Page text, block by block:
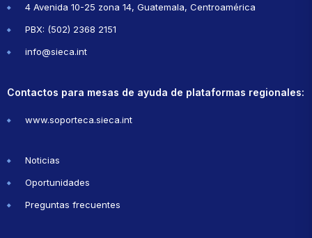
4 Avenida 10-25 zona 14, Guatemala, Centroamérica
PBX: (502) 2368 2151
info@sieca.int
Contactos para mesas de ayuda de plataformas regionales:
www.soporteca.sieca.int
Noticias
Oportunidades
Preguntas frecuentes